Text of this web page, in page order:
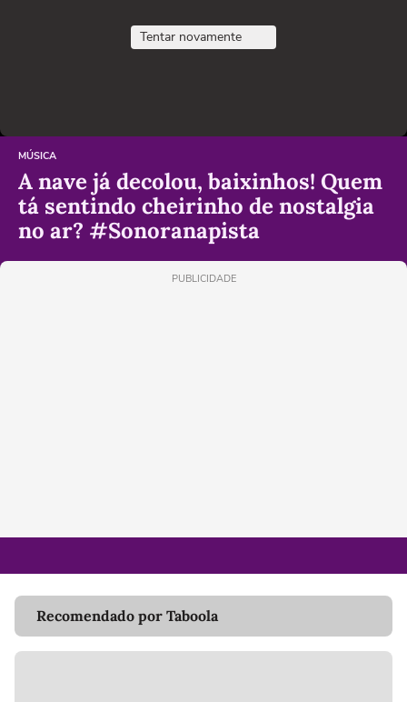
Tentar novamente
MÚSICA
A nave já decolou, baixinhos! Quem
tá sentindo cheirinho de nostalgia
no ar? #Sonoranapista
PUBLICIDADE
Recomendado por Taboola